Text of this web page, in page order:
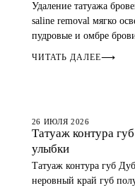
Удаление татуажа
saline removal мягко
пудровые и омбре
ЧИТАТЬ ДАЛЕЕ⟶
ГУБЫ
26 ИЮЛЯ 2026
Татуаж контура
улыбки
Татуаж контура губ
неровный край губ